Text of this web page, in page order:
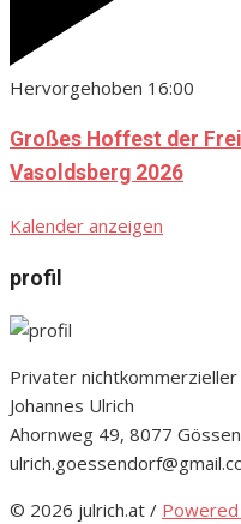
Hervorgehoben 16:00
Großes Hoffest der
Vasoldsberg 2026
Kalender anzeigen
profil
Privater nichtkommerzieller
Johannes Ulrich
Ahornweg 49, 8077
© 2026 julrich.at /